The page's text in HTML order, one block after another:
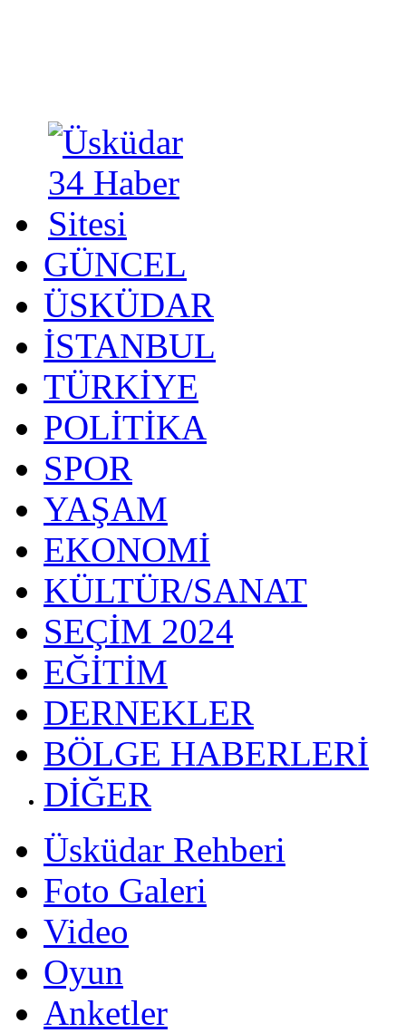
GÜNCEL
ÜSKÜDAR
İSTANBUL
TÜRKİYE
POLİTİKA
SPOR
YAŞAM
EKONOMİ
KÜLTÜR/SANAT
SEÇİM 2024
EĞİTİM
DERNEKLER
BÖLGE HABERLERİ
DİĞER
Üsküdar Rehberi
Foto Galeri
Video
Oyun
Anketler